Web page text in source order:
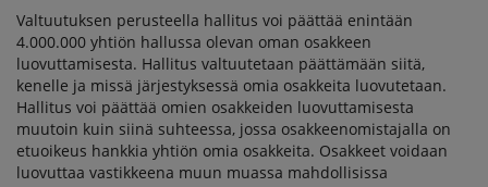
Valtuutuksen perusteella hallitus voi päättää enintään
4.000.000 yhtiön hallussa olevan oman osakkeen
luovuttamisesta. Hallitus valtuutetaan päättämään siitä,
kenelle ja missä järjestyksessä omia osakkeita luovutetaan.
Hallitus voi päättää omien osakkeiden luovuttamisesta
muutoin kuin siinä suhteessa, jossa osakkeenomistajalla on
etuoikeus hankkia yhtiön omia osakkeita. Osakkeet voidaan
luovuttaa vastikkeena muun muassa mahdollisissa